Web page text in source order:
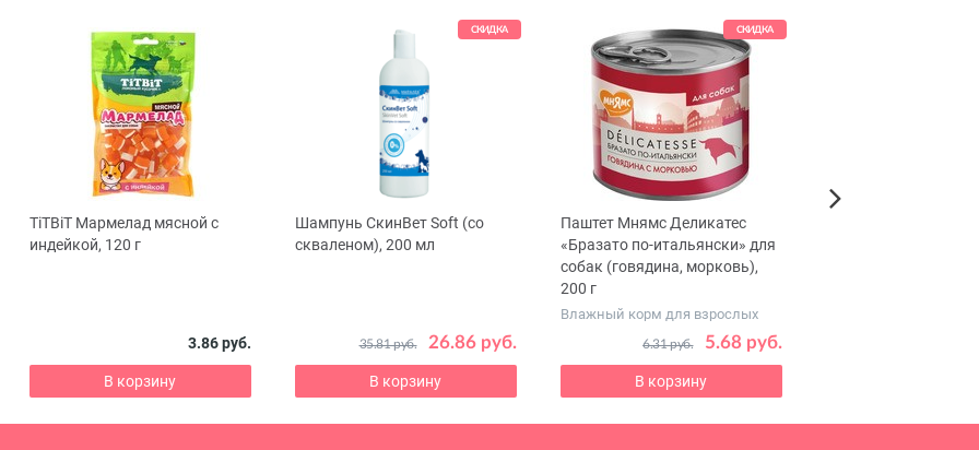
TiTBiT Мармелад мясной с
индейкой, 120 г
3.86 руб.
В корзину
СКИДКА
Шампунь СкинВет Soft (со
скваленом), 200 мл
26.86 руб.
35.81 руб.
В корзину
СКИДКА
Паштет Мнямс Деликатес
«Бразато по-итальянски» для
собак (говядина, морковь),
200 г
Влажный корм для взрослых
5.68 руб.
6.31 руб.
В корзину